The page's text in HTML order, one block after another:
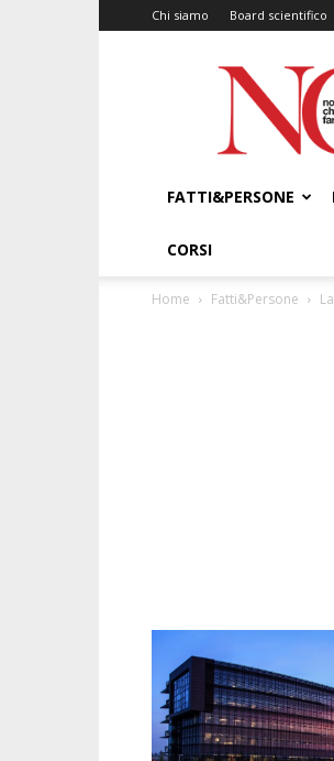
Chi siamo Board scientifico
FATTI&PERSONE
CORSI
Home Fatti&Persone